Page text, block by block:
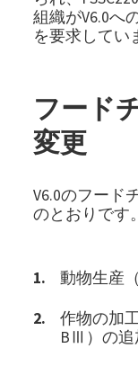
組織がV6.0へ
を要求してい
フード
変更
V6.0のフード
のとおりです。
動物生産
作物の加
BⅢ）の追